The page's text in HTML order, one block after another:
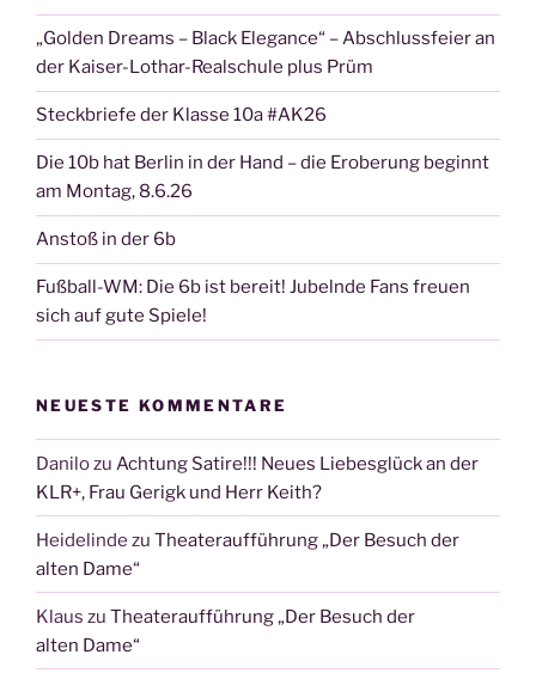
„Golden Dreams – Black Elegance“ – Abschlussfeier an
der Kaiser-Lothar-Realschule plus Prüm
Steckbriefe der Klasse 10a #AK26
Die 10b hat Berlin in der Hand – die Eroberung beginnt
am Montag, 8.6.26
Anstoß in der 6b
Fußball-WM: Die 6b ist bereit! Jubelnde Fans freuen
sich auf gute Spiele!
NEUESTE KOMMENTARE
Danilozu Achtung Satire!!! Neues Liebesglück an der
KLR+, Frau Gerigk und Herr Keith?
Heidelinde zu Theateraufführung „Der Besuch der
alten Dame“
Klaus zu Theateraufführung „Der Besuch der
alten Dame“